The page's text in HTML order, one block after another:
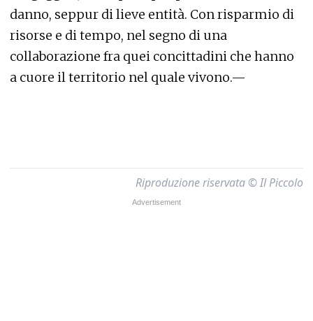
danno, seppur di lieve entità. Con risparmio di
risorse e di tempo, nel segno di una
collaborazione fra quei concittadini che hanno
a cuore il territorio nel quale vivono.—
Riproduzione riservata © Il Piccolo